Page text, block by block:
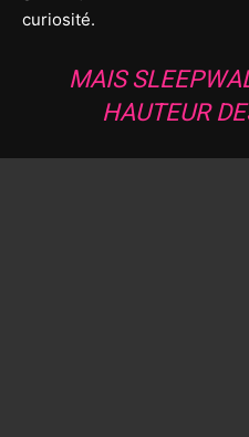
curiosité.
MAIS
HAUTEUR